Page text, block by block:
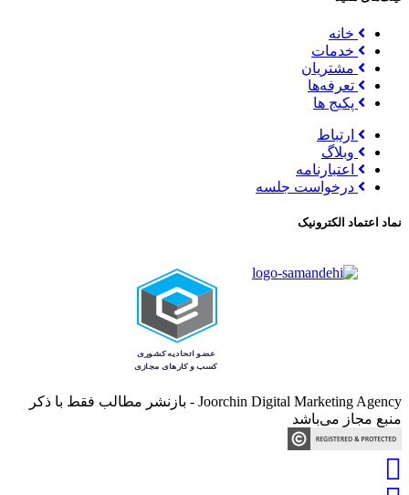
خانه
خدمات
مشتریان
تعرفه‌ها
پکیج ها
ارتباط
وبلاگ
اعتبارنامه
درخواست جلسه
نماد اعتماد الکترونیک
Joorchin Digital Marketing Agency - بازنشر مطالب فقط با ذکر
منبع مجاز می‌باشد